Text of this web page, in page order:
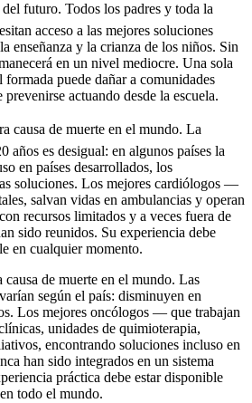
futuro. Todos los padres y toda la
acceso a las mejores soluciones
enseñanza y la crianza de los niños. Sin
en un nivel mediocre. Una sola
puede dañar a comunidades
actuando desde la escuela.
causa de muerte en el mundo. La
años es desigual: en algunos países la
en países desarrollados, los
soluciones. Los mejores cardiólogos —
salvan vidas en ambulancias y operan
recursos limitados y a veces fuera de
sido reunidos. Su experiencia debe
en cualquier momento.
de muerte en el mundo. Las
según el país: disminuyen en
Los mejores oncólogos — que trabajan
unidades de quimioterapia,
encontrando soluciones incluso en
han sido integrados en un sistema
práctica debe estar disponible
todo el mundo.